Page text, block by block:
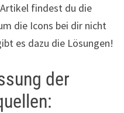
findest du die
die Icons bei dir nicht
es dazu die Lösungen!
der